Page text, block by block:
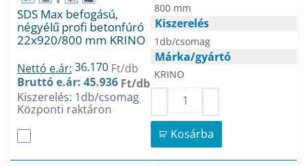
SDS Max befogású,
négyélű profi betonfúró
22x920/800 mm KRINO
Nettó e.ár: 36.170 Ft/db
Bruttó e.ár: 45.936 Ft/db
Kiszerelés: 1db/csomag
Központi raktáron
800 mm
Kiszerelés
1db/csomag
Márka/gyártó
KRINO
Kosárba